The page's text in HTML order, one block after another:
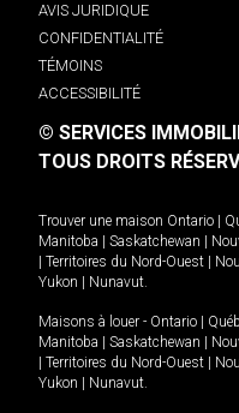
AVIS JURIDIQUE
CONFIDENTIALITÉ
TÉMOINS
ACCESSIBILITÉ
© SERVICES
TOUS DROITS
Trouver une maison Ontario
Manitoba
Saskatchewan
Territoires du Nord-Ouest
Yukon
Nunavut.
Maisons à louer - Ontario
Manitoba
Saskatchewan
Territoires du Nord-Ouest
Yukon
Nunavut.